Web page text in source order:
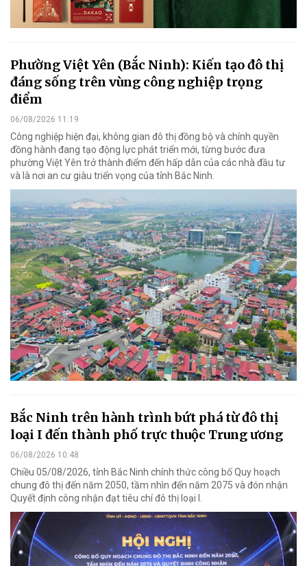
Phường Việt Yên (Bắc Ninh): Kiến tạo đô thị
đáng sống trên vùng công nghiệp trọng
điểm
06/08/2026 11:19
Công nghiệp hiện đại, không gian đô thị đồng bộ và chính quyền
đồng hành đang tạo động lực phát triển mới, từng bước đưa
phường Việt Yên trở thành điểm đến hấp dẫn của các nhà đầu tư
và là nơi an cư giàu triển vọng của tỉnh Bắc Ninh.
Bắc Ninh trên hành trình bứt phá từ đô thị
loại I đến thành phố trực thuộc Trung ương
06/08/2026 10:48
Chiều 05/08/2026, tỉnh Bắc Ninh chính thức công bố Quy hoạch
chung đô thị đến năm 2050, tầm nhìn đến năm 2075 và đón nhận
Quyết định công nhận đạt tiêu chí đô thị loại I.